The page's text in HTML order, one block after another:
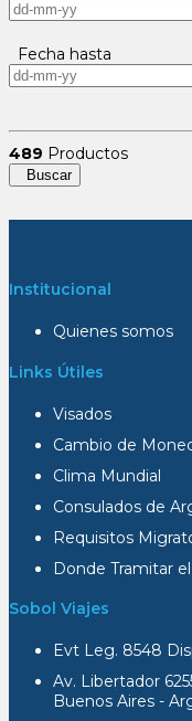
Fecha hasta
489 Productos
Buscar
Institucional
Quienes somos
Links Útiles
Visados
Cambio de
Clima Mundial
Consulados de
Requisitos
Donde Tramitar
Sobol Viajes
Evt Leg. 8548
Av. Libertador
Buenos Aires -